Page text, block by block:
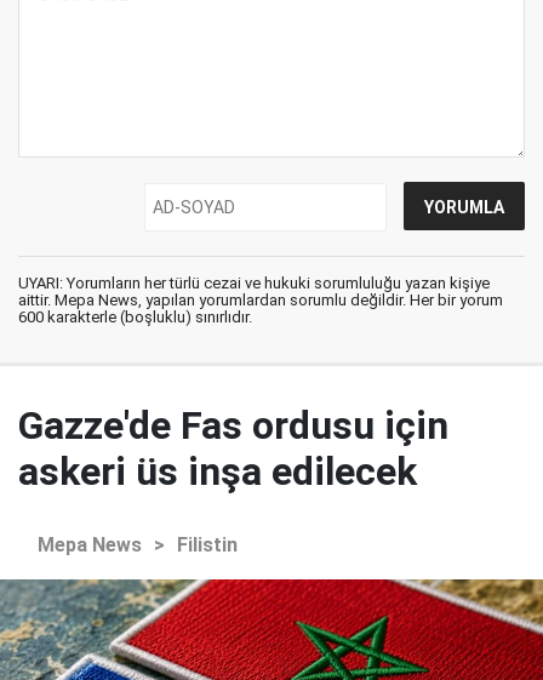
UYARI: Yorumların her türlü cezai ve hukuki sorumluluğu yazan kişiye
aittir. Mepa News, yapılan yorumlardan sorumlu değildir. Her bir yorum
600 karakterle (boşluklu) sınırlıdır.
Gazze'de Fas ordusu için
askeri üs inşa edilecek
Mepa News > Filistin